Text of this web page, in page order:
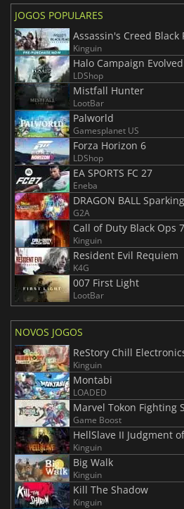
JOGOS POPULARES
Assassin's Creed Black
Kinguin
Halo Campaign Evolved
LDShop
Mistfall Hunter
LootBar
Palworld
Gamesplanet US
Forza Horizon 6
LDShop
EA SPORTS FC 27
Eneba
G2A
Call of Duty Black Ops 7
Kinguin
Resident Evil Requiem
K4G
007 First Light
LootBar
NOVOS JOGOS
ReStory Chill
Kinguin
Montabi
LOADED
Marvel Tokon Fighting
Game Boost
HellSlave II Judgment
Kinguin
Big Walk
Kinguin
Kill The Shadow
Kinguin